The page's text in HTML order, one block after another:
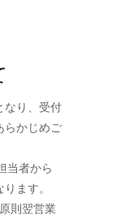
なり、受付
らかじめご
当者から
ます。
則翌営業